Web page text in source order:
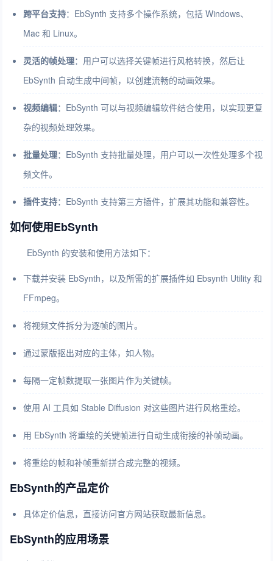
跨平台支持：EbSynth 支持多个操作系统，包括 Windows、
Mac 和 Linux。
灵活的帧处理：用户可以选择关键帧进行风格转换，然后让
EbSynth 自动生成中间帧，以创建流畅的动画效果。
视频编辑：EbSynth 可以与视频编辑软件结合使用，以实现更复
杂的视频处理效果。
批量处理：EbSynth 支持批量处理，用户可以一次性处理多个视
频文件。
插件支持：EbSynth 支持第三方插件，扩展其功能和兼容性。
如何使用EbSynth
EbSynth 的安装和使用方法如下：
下载并安装 EbSynth，以及所需的扩展插件如 Ebsynth Utility 和
FFmpeg。
将视频文件拆分为逐帧的图片。
通过蒙版抠出对应的主体，如人物。
每隔一定帧数提取一张图片作为关键帧。
使用 AI 工具如 Stable Diffusion 对这些图片进行风格重绘。
用 EbSynth 将重绘的关键帧进行自动生成衔接的补帧动画。
将重绘的帧和补帧重新拼合成完整的视频。
EbSynth的产品定价
具体定价信息，直接访问官方网站获取最新信息。
EbSynth的应用场景